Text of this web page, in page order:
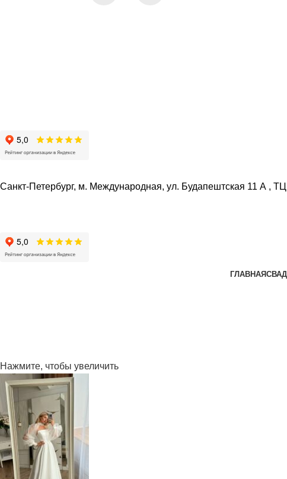
Санкт-Петербург, м. Международная, ул. Будапештская 11 А ,
ГЛАВНАЯ
Нажмите, чтобы увеличить